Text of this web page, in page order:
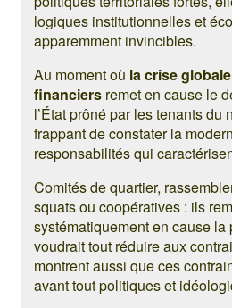
logiques institutionnelles et
apparemment invincibles.
Au moment où la crise
financiers remet en cause le
l’État prôné par les tenants du
frappant de constater la
responsabilités qui
Comités de quartier,
squats ou coopératives : ils
systématiquement en cause
voudrait tout réduire aux
montrent aussi que ces
avant tout politiques et